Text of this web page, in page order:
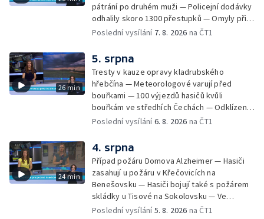
pátrání po druhém muži — Policejní dodávky
odhalily skoro 1300 přestupků — Omyly při
nouzovém volání o pomoc — Hradec Králové
rekord v hromadném seskoku parašutistů —
Chovné rybníky na Českolipsku pustoší
vydry — Instalace nové sochy v Mariánských
Lázních — Sedmiletý trest za dotační
podvod s projektem Technologického parku
v Písku — Dětský tábor na Brutal Assault —
Turistická trasa Svatojánské proudy zůstává
— Cestování za pozorováním noční oblohy
Poslední vysílání 7. 8. 2026 na ČT1
26 min
5. srpna
Tresty v kauze opravy kladrubského
hřebčína — Meteorologové varují před
bouřkami — 100 výjezdů hasičů kvůli
bouřkám ve středhích Čechách — Odklízení
škod po bouřkách — Hasiči likvidovali
Václavském náměstí — Necelý kilometr řeky
Otavy u šumavského Annína je téměř bez
vody — Pátrání po dvou mužích na jezeře
Most — Tábor pro děti odsouzených — Tábor
pomáhá dětem orientovat se na trhu práce
— Začal festival Brutal Assault — Cyklysta
spadl v Karlvoych Varech do řeky —
Poslední vysílání6. 8. 2026 na ČT1
24 min
4. srpna
Případ požáru Domova Alzheimer — Hasiči
zasahují u požáru v Křečovicích na
Benešovsku — Hasiči bojují také s požárem
skládky u Tisové na Sokolovsku — Ve
Strážnici na Hodonínsku padl další teplotní
Poslední vysílání5. 8. 2026 na ČT1